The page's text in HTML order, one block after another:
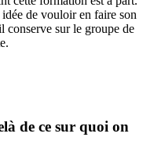
de vouloir en faire son
conserve sur le groupe de
de ce sur quoi on